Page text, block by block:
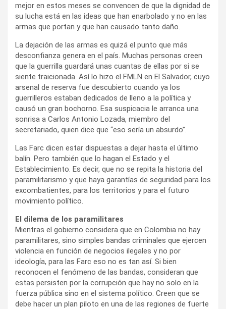
mejor en estos meses se convencen de que la dignidad de
su lucha está en las ideas que han enarbolado y no en las
armas que portan y que han causado tanto daño.
La dejación de las armas es quizá el punto que más
desconfianza genera en el país. Muchas personas creen
que la guerrilla guardará unas cuantas de ellas por si se
siente traicionada. Así lo hizo el FMLN en El Salvador, cuyo
arsenal de reserva fue descubierto cuando ya los
guerrilleros estaban dedicados de lleno a la política y
causó un gran bochorno. Esa suspicacia le arranca una
sonrisa a Carlos Antonio Lozada, miembro del
secretariado, quien dice que “eso sería un absurdo”.
Las Farc dicen estar dispuestas a dejar hasta el último
balín. Pero también que lo hagan el Estado y el
Establecimiento. Es decir, que no se repita la historia del
paramilitarismo y que haya garantías de seguridad para los
excombatientes, para los territorios y para el futuro
movimiento político.
El dilema de los paramilitares
Mientras el gobierno considera que en Colombia no hay
paramilitares, sino simples bandas criminales que ejercen
violencia en función de negocios ilegales y no por
ideología, para las Farc eso no es tan así. Si bien
reconocen el fenómeno de las bandas, consideran que
estas persisten por la corrupción que hay no solo en la
fuerza pública sino en el sistema político. Creen que se
debe hacer un plan piloto en una de las regiones de fuerte